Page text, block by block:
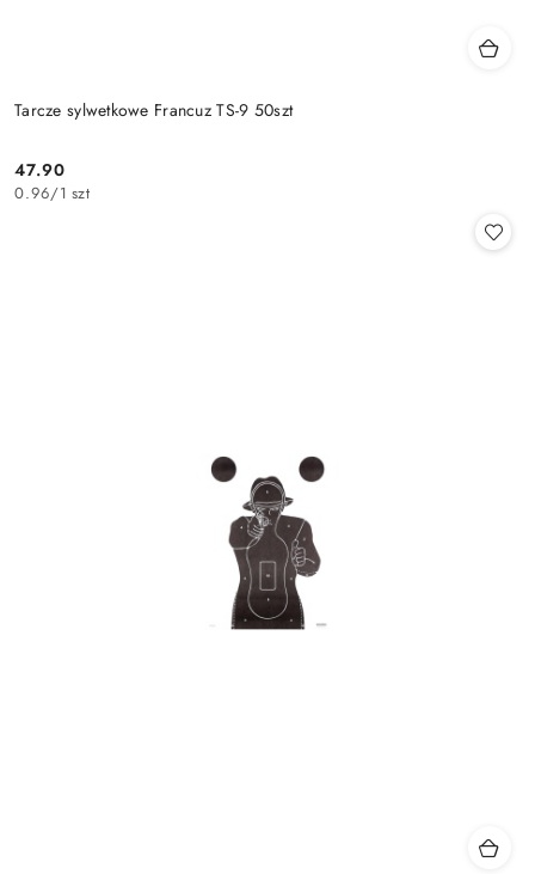
Tarcze sylwetkowe Francuz TS-9 50szt
Cena:
47.90
0.96/1 szt